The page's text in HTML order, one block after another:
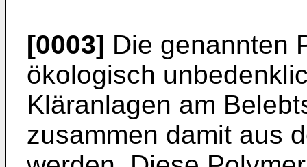
[0003] Die genannten
ökologisch
Kläranlagen am
zusammen damit aus